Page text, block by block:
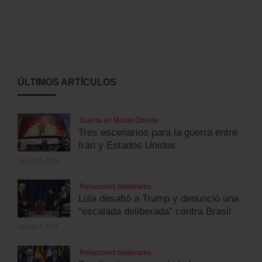
ÚLTIMOS ARTÍCULOS
Guerra en Medio Oriente
Tres escenarios para la guerra entre
Irán y Estados Unidos
Relaciones bilaterales
Lula desafió a Trump y denunció una
“escalada deliberada” contra Brasil
Relaciones bilaterales